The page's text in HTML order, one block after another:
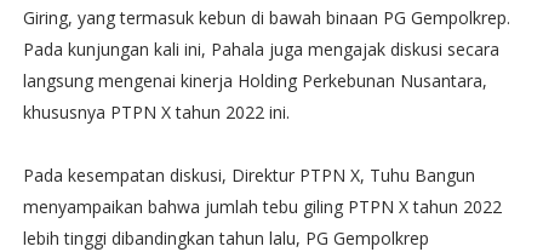
Giring, yang termasuk kebun di bawah binaan PG Gempolkrep.
Pada kunjungan kali ini, Pahala juga mengajak diskusi secara
langsung mengenai kinerja Holding Perkebunan Nusantara,
khususnya PTPN X tahun 2022 ini.
Pada kesempatan diskusi, Direktur PTPN X, Tuhu Bangun
menyampaikan bahwa jumlah tebu giling PTPN X tahun 2022
lebih tinggi dibandingkan tahun lalu, PG Gempolkrep